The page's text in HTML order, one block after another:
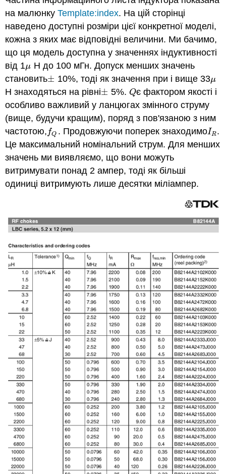
на малюнкуTemplate:index. На цій сторінці
наведено доступні розміри цієї конкретної моделі,
кожна з яких має відповідні величини. Ми бачимо,
що ця модель доступна у значеннях індуктивності
від 1μ
μ Н до 100 мГн. Допуск менших значень
становить±
± 10%, тоді як значення при і вище 33μ
μ
Н знаходяться на рівні±
± 5%. Q
Qє фактором якості і
особливо важливий у ланцюгах змінного струму
(вище, будучи кращим), поряд з пов'язаною з ним
частотою, fQ
fQ . Продовжуючи поперек знаходимоIR
IR.
Це максимальний номінальний струм. Для менших
значень ми виявляємо, що вони можуть
витримувати понад 2 ампер, тоді як більші
одиниці витримують лише десятки міліампер.